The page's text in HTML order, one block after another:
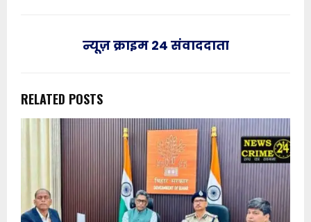
न्यूज़ क्राइम 24 संवाददाता
RELATED POSTS